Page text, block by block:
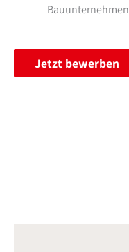
Bauunternehmen
Jetzt bewerben